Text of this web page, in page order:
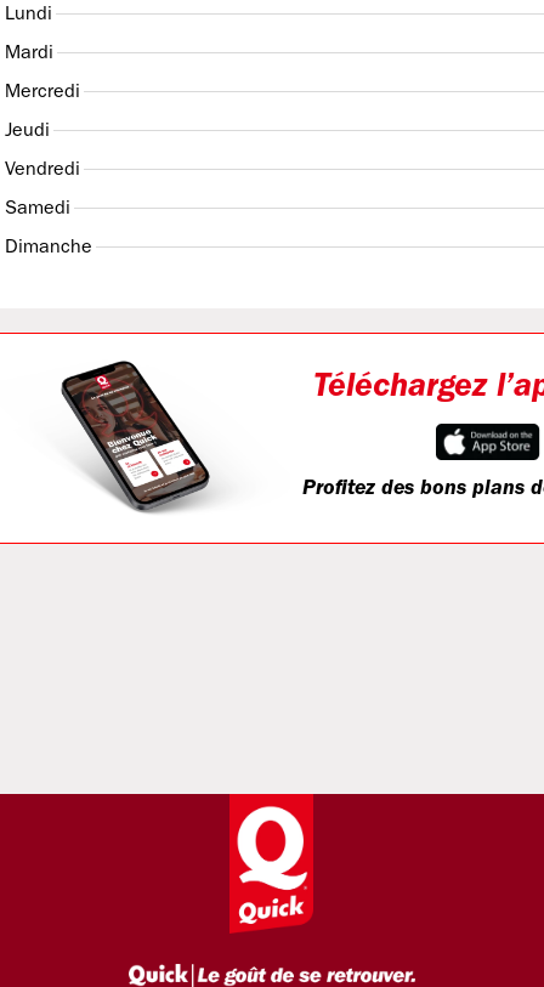
Lundi
Mardi
Mercredi
Jeudi
Vendredi
Samedi
Dimanche
Téléchargez
Profitez des bons plans